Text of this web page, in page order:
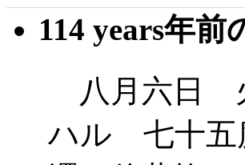
114 years年前
八月六日
ハル 七十